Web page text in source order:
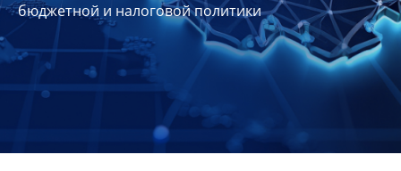
Планы
отчеты
Контакты
бюджетной и налоговой политики